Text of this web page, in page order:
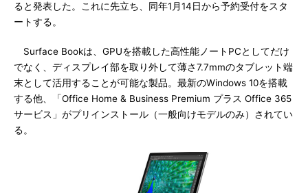
ると発表した。これに先立ち、同年1月14日から予約受付をスタ
ートする。
Surface Bookは、GPUを搭載した高性能ノートPCとしてだけ
でなく、ディスプレイ部を取り外して薄さ7.7mmのタブレット端
末として活用することが可能な製品。最新のWindows 10を搭載
する他、「Office Home & Business Premium プラス Office 365
サービス」がプリインストール（一般向けモデルのみ）されてい
る。